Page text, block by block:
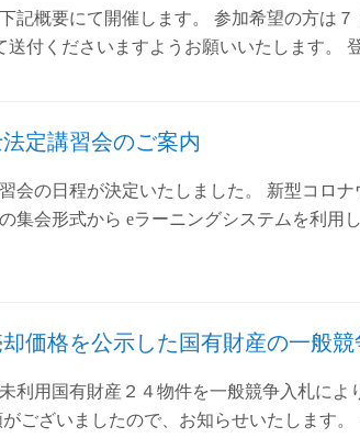
記概要にて開催します。 参加希望の方は
送付くださいますようお願いいたします。
定講習会のご案内
の日程が決定いたしました。 新型コロナ
集会形式から eラーニングシステムを利用
価格を公示した国有財産の一般
利用国有財産２４物件を一般競争入札によ
ございましたので、お知らせいたします